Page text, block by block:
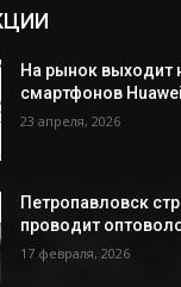
На рынок выходит
смартфонов
23 апреля, 2026
Петропавловск
проводит
17 февраля, 2026